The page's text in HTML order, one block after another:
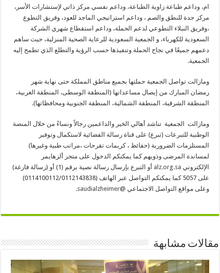
ام، وداعم طباعة زاوية الطباعة، وداعم نفسي مركز ذاتي لإستشارات الأسر،
مركز جدة للنطق والصم ، وداعم استراتيجي الماجد للعود، وفريق التطوع
،وفريق النبلاء التطوعي لدعم الحملة، وداعم استقطاع شهري الشركة
السعودية للكهرباء، و الجمعية السعودية للرعاية الصحية المنزلية، حيث ساهم
دعمهم جميعًا في نجاح الحملة وتنفيذها حسب الرؤية والتطلع الذي تطمح إليه
الجمعية.
ومازالت تواصل الجمعية حملتها بجميع مناطق المملكة حتى نهاية شهر
رمضان المبارك من إيصال مساعداتها (المنطقة الوسطى، المنطقة الغربية،
المنطقة الشرقية، المنطقة الشمالية، المنطقة الجنوبية ومحافظاتها).
ومازالت الجمعية تناشد أهالي الخير والداعمين رجالاً ونساءً من خلال المنصة
الوطنية للتبرعات (تبرع) على قناة رسالة الفضائية لاستكمال وتوفير
المستلزمات الضرورية (حفائظ ، كريمات تقرحات ،مراتب طبية وغيرها)
لمساندة المرضى وذويهم كما يمكنكم الدخول على متجر ألزهايمر
الإلكتروني alz.org.sa
أو التبرع بإرسال رسالة نصية برقم (1) أو (رسالة فارغة)
على 5057 كما يمكنكم التواصل عبر الهاتف (0114100112/0112143838)
وعلى مواقع التواصل الاجتماعي @saudialzheimer
.
مقالات مشابهة